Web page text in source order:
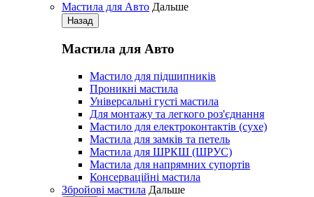
Мастила для Авто Дальше
Назад
Мастила для Авто
Мастило для підшипників
Проникні мастила
Універсальні густі мастила
Для монтажу та легкого роз'єднання
Мастило для електроконтактів (сухе)
Мастила для замків та петель
Мастила для ШРКШ (ШРУС)
Мастила для напрямних супортів
Консерваційні мастила
Збройові мастила Дальше